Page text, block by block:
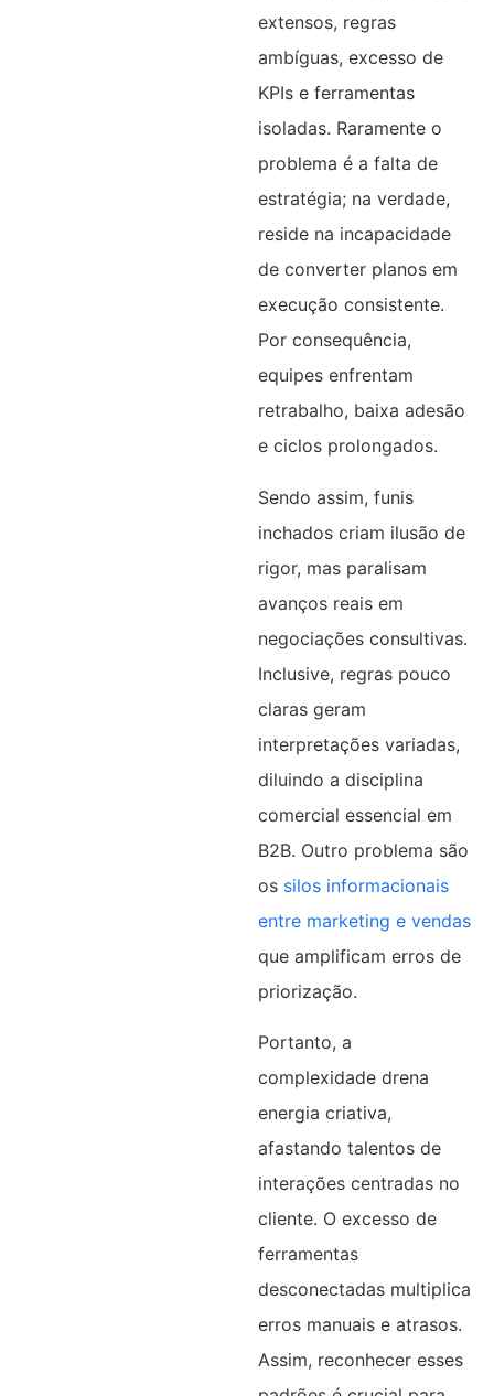
extensos, regras
ambíguas, excesso de
KPIs e ferramentas
isoladas. Raramente o
problema é a falta de
estratégia; na verdade,
reside na incapacidade
de converter planos em
execução consistente.
Por consequência,
equipes enfrentam
retrabalho, baixa adesão
e ciclos prolongados.
Sendo assim, funis
inchados criam ilusão de
rigor, mas paralisam
avanços reais em
negociações consultivas.
Inclusive, regras pouco
claras geram
interpretações variadas,
diluindo a disciplina
comercial essencial em
B2B. Outro problema são
os silos informacionais
entre marketing e vendas
que amplificam erros de
priorização.​
Portanto, a
complexidade drena
energia criativa,
afastando talentos de
interações centradas no
cliente. O excesso de
ferramentas
desconectadas multiplica
erros manuais e atrasos.
Assim, reconhecer esses